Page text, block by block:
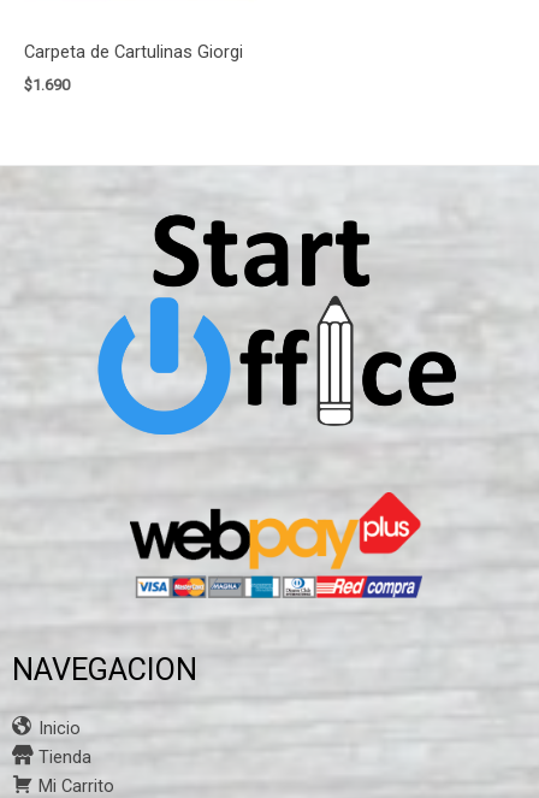
Carpeta de Cartulinas Giorgi
$1.690
NAVEGACION
Inicio
Tienda
Mi Carrito